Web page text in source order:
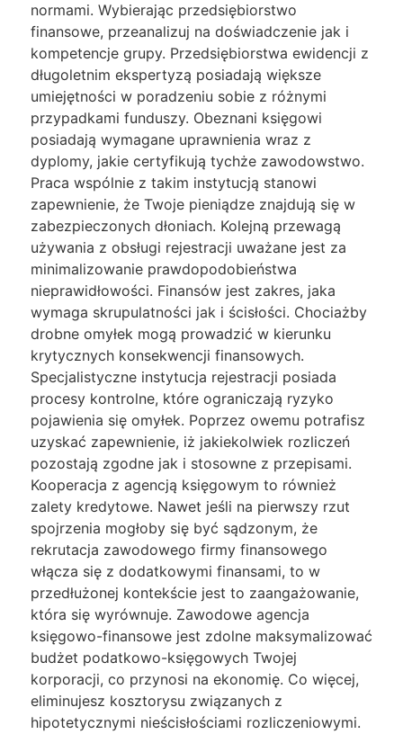
normami. Wybierając przedsiębiorstwo
finansowe, przeanalizuj na doświadczenie jak i
kompetencje grupy. Przedsiębiorstwa ewidencji z
długoletnim ekspertyzą posiadają większe
umiejętności w poradzeniu sobie z różnymi
przypadkami funduszy. Obeznani księgowi
posiadają wymagane uprawnienia wraz z
dyplomy, jakie certyfikują tychże zawodowstwo.
Praca wspólnie z takim instytucją stanowi
zapewnienie, że Twoje pieniądze znajdują się w
zabezpieczonych dłoniach. Kolejną przewagą
używania z obsługi rejestracji uważane jest za
minimalizowanie prawdopodobieństwa
nieprawidłowości. Finansów jest zakres, jaka
wymaga skrupulatności jak i ścisłości. Chociażby
drobne omyłek mogą prowadzić w kierunku
krytycznych konsekwencji finansowych.
Specjalistyczne instytucja rejestracji posiada
procesy kontrolne, które ograniczają ryzyko
pojawienia się omyłek. Poprzez owemu potrafisz
uzyskać zapewnienie, iż jakiekolwiek rozliczeń
pozostają zgodne jak i stosowne z przepisami.
Kooperacja z agencją księgowym to również
zalety kredytowe. Nawet jeśli na pierwszy rzut
spojrzenia mogłoby się być sądzonym, że
rekrutacja zawodowego firmy finansowego
włącza się z dodatkowymi finansami, to w
przedłużonej kontekście jest to zaangażowanie,
która się wyrównuje. Zawodowe agencja
księgowo-finansowe jest zdolne maksymalizować
budżet podatkowo-księgowych Twojej
korporacji, co przynosi na ekonomię. Co więcej,
eliminujesz kosztorysu związanych z
hipotetycznymi nieścisłościami rozliczeniowymi.